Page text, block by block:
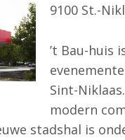
9100 St.-
’t Bau-huis
Sint-
modern
stadshal is